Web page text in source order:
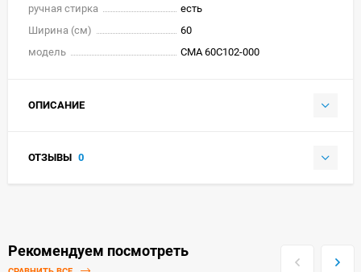
ручная стирка
есть
Ширина (см)
60
модель
СМА 60С102-000
ОПИСАНИЕ
ОТЗЫВЫ 0
Рекомендуем посмотреть